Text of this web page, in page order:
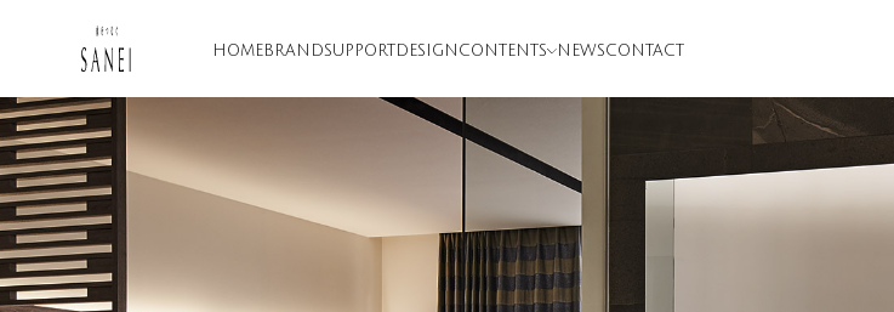
HOME BRANDSUPPORT DESIGN CONTENTS NEWSCONTACT